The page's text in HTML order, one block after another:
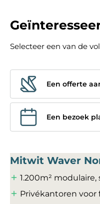
Selecteer een van de
Een offerte
Een bezoek
Mitwit Waver
1.200m²
Privékantoren voor